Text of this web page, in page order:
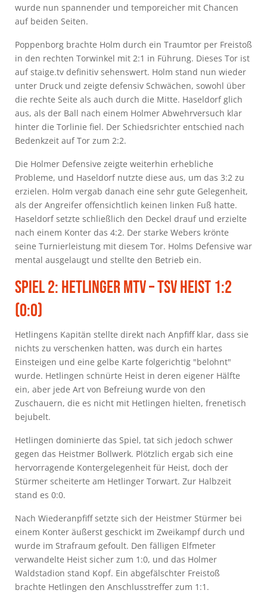
wurde nun spannender und temporeicher mit Chancen
auf beiden Seiten.
Poppenborg brachte Holm durch ein Traumtor per Freistoß
in den rechten Torwinkel mit 2:1 in Führung. Dieses Tor ist
auf staige.tv definitiv sehenswert. Holm stand nun wieder
unter Druck und zeigte defensiv Schwächen, sowohl über
die rechte Seite als auch durch die Mitte. Haseldorf glich
aus, als der Ball nach einem Holmer Abwehrversuch klar
hinter die Torlinie fiel. Der Schiedsrichter entschied nach
Bedenkzeit auf Tor zum 2:2.
Die Holmer Defensive zeigte weiterhin erhebliche
Probleme, und Haseldorf nutzte diese aus, um das 3:2 zu
erzielen. Holm vergab danach eine sehr gute Gelegenheit,
als der Angreifer offensichtlich keinen linken Fuß hatte.
Haseldorf setzte schließlich den Deckel drauf und erzielte
nach einem Konter das 4:2. Der starke Webers krönte
seine Turnierleistung mit diesem Tor. Holms Defensive war
mental ausgelaugt und stellte den Betrieb ein.
Spiel 2: Hetlinger MTV – TSV Heist 1:2
(0:0)
Hetlingens Kapitän stellte direkt nach Anpfiff klar, dass sie
nichts zu verschenken hatten, was durch ein hartes
Einsteigen und eine gelbe Karte folgerichtig "belohnt"
wurde. Hetlingen schnürte Heist in deren eigener Hälfte
ein, aber jede Art von Befreiung wurde von den
Zuschauern, die es nicht mit Hetlingen hielten, frenetisch
bejubelt.
Hetlingen dominierte das Spiel, tat sich jedoch schwer
gegen das Heistmer Bollwerk. Plötzlich ergab sich eine
hervorragende Kontergelegenheit für Heist, doch der
Stürmer scheiterte am Hetlinger Torwart. Zur Halbzeit
stand es 0:0.
Nach Wiederanpfiff setzte sich der Heistmer Stürmer bei
einem Konter äußerst geschickt im Zweikampf durch und
wurde im Strafraum gefoult. Den fälligen Elfmeter
verwandelte Heist sicher zum 1:0, und das Holmer
Waldstadion stand Kopf. Ein abgefälschter Freistoß
brachte Hetlingen den Anschlusstreffer zum 1:1.